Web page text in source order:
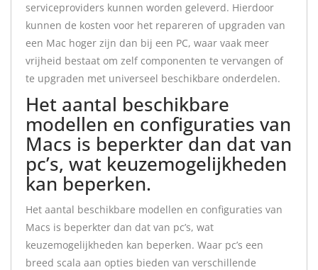
serviceproviders kunnen worden geleverd. Hierdoor
kunnen de kosten voor het repareren of upgraden van
een Mac hoger zijn dan bij een PC, waar vaak meer
vrijheid bestaat om zelf componenten te vervangen of
te upgraden met universeel beschikbare onderdelen.
Het aantal beschikbare
modellen en configuraties van
Macs is beperkter dan dat van
pc’s, wat keuzemogelijkheden
kan beperken.
Het aantal beschikbare modellen en configuraties van
Macs is beperkter dan dat van pc’s, wat
keuzemogelijkheden kan beperken. Waar pc’s een
breed scala aan opties bieden van verschillende